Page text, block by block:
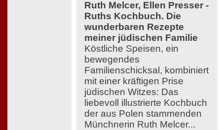
Ruth Melcer, Ellen Presser -
Ruths Kochbuch. Die
wunderbaren Rezepte
meiner jüdischen Familie
Köstliche Speisen, ein
bewegendes
Familienschicksal, kombiniert
mit einer kräftigen Prise
jüdischen Witzes: Das
liebevoll illustrierte Kochbuch
der aus Polen stammenden
Münchnerin Ruth Melcer...